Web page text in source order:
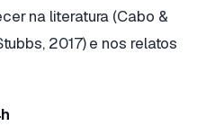
na literatura (Cabo &
2017) e nos relatos